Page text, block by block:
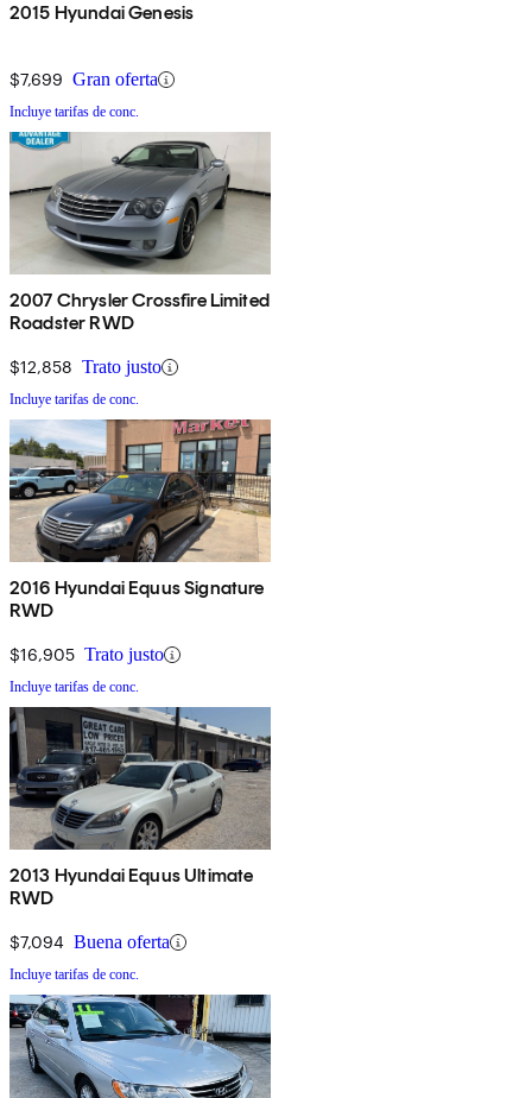
2015 Hyundai Genesis
$7,699 Gran oferta
Incluye tarifas de conc.
2007 Chrysler Crossfire Limited
Roadster RWD
$12,858 Trato justo
Incluye tarifas de conc.
2016 Hyundai Equus Signature
RWD
$16,905 Trato justo
Incluye tarifas de conc.
2013 Hyundai Equus Ultimate
RWD
$7,094 Buena oferta
Incluye tarifas de conc.